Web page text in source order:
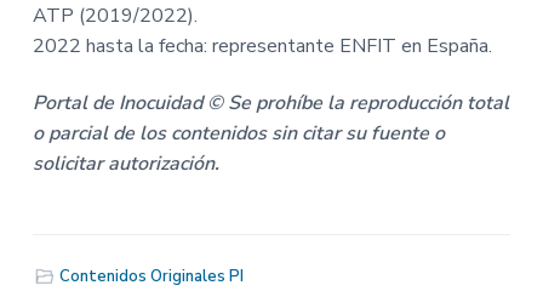
ATP (2019/2022).
2022 hasta la fecha: representante ENFIT en España.
Portal de Inocuidad © Se prohíbe la reproducción total
o parcial de los contenidos sin citar su fuente o
solicitar autorización.
Contenidos Originales PI